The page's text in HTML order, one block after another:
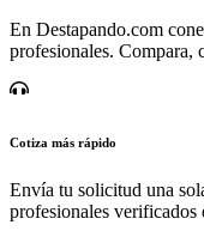
En Destapando.com
profesionales. Compara,
Cotiza más rápido
Envía tu solicitud una
profesionales verificados